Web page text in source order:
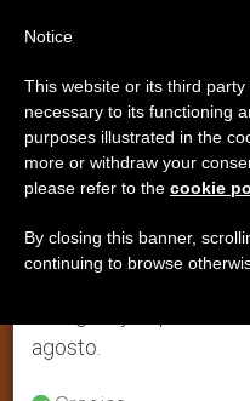
Las personas
también
mundo
Una iniciativa del
Aviso
Del 27 de julio al 7
anual, aprovechando
se generan menos
agosto.
Notice
This website or its third
necessary to its functioning
purposes illustrated in the
more or withdraw your
please refer to the cookie
By closing this banner,
continuing to browse